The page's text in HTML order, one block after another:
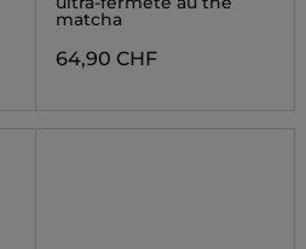
matcha
64,90 CHF